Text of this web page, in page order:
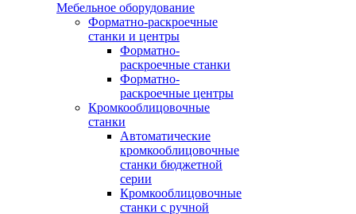
Мебельное оборудование
Форматно-раскроечные
станки и центры
Форматно-
раскроечные станки
Форматно-
раскроечные центры
Кромкооблицовочные
станки
Автоматические
кромкооблицовочные
станки бюджетной
серии
Кромкооблицовочные
станки с ручной